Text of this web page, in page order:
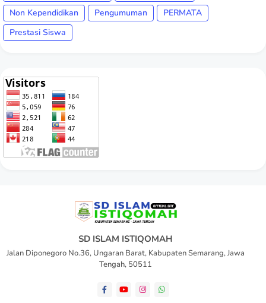
Non Kependidikan
Pengumuman
PERMATA
Prestasi Siswa
SD ISLAM ISTIQOMAH
Jalan Diponegoro No.36, Ungaran Barat, Kabupaten Semarang, Jawa
Tengah, 50511